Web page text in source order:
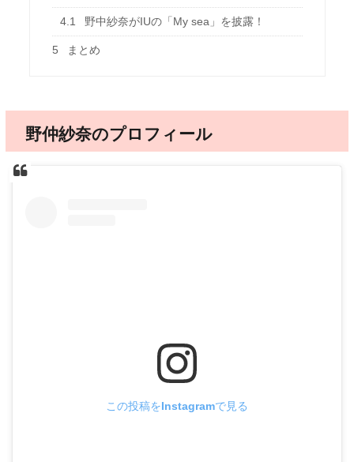
4.1 野中紗奈がIUの「My sea」を披露！
5 まとめ
野仲紗奈のプロフィール
この投稿をInstagramで見る